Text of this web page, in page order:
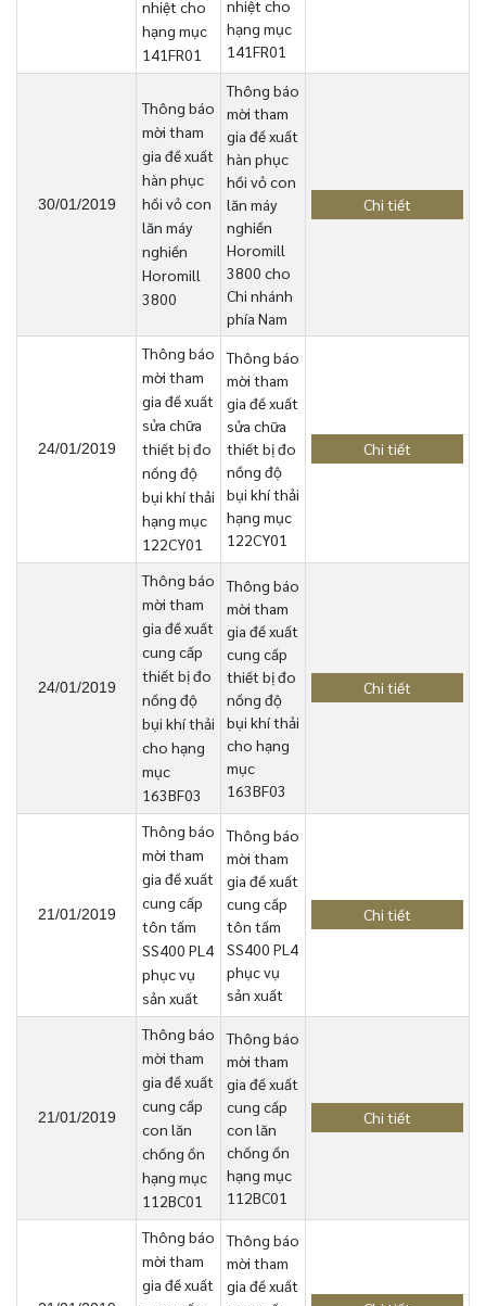
nhiệt cho
hạng mục
141FR01
nhiệt cho
hạng mục
141FR01
30/01/2019
Thông báo
mời tham
gia đề xuất
hàn phục
hồi vỏ con
lăn máy
nghiền
Horomill
3800
Thông báo
mời tham
gia đề xuất
hàn phục
hồi vỏ con
lăn máy
nghiền
Horomill
3800 cho
Chi nhánh
phía Nam
Chi tiết
24/01/2019
Thông báo
mời tham
gia đề xuất
sửa chữa
thiết bị đo
nồng độ
bụi khí thải
hạng mục
122CY01
Thông báo
mời tham
gia đề xuất
sửa chữa
thiết bị đo
nồng độ
bụi khí thải
hạng mục
122CY01
Chi tiết
24/01/2019
Thông báo
mời tham
gia đề xuất
cung cấp
thiết bị đo
nồng độ
bụi khí thải
cho hạng
mục
163BF03
Thông báo
mời tham
gia đề xuất
cung cấp
thiết bị đo
nồng độ
bụi khí thải
cho hạng
mục
163BF03
Chi tiết
21/01/2019
Thông báo
mời tham
gia đề xuất
cung cấp
tôn tấm
SS400 PL4
phục vụ
sản xuất
Thông báo
mời tham
gia đề xuất
cung cấp
tôn tấm
SS400 PL4
phục vụ
sản xuất
Chi tiết
21/01/2019
Thông báo
mời tham
gia đề xuất
cung cấp
con lăn
chống ồn
hạng mục
112BC01
Thông báo
mời tham
gia đề xuất
cung cấp
con lăn
chống ồn
hạng mục
112BC01
Chi tiết
Thông báo
mời tham
gia đề xuất
Thông báo
mời tham
gia đề xuất